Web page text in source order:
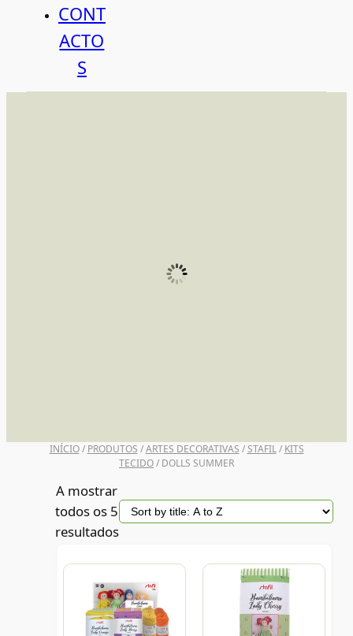
CONT
ACTO
S
INÍCIO/ PRODUTOS /ARTES DECORATIVAS /STAFIL/ KITS
TECIDO/ DOLLS SUMMER
A mostrar
todos os 5
resultados